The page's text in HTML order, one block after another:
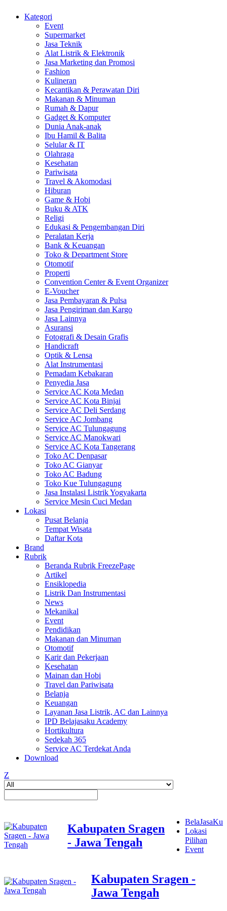
Kategori
Event
Supermarket
Jasa Teknik
Alat Listrik & Elektronik
Jasa Marketing dan Promosi
Fashion
Kulineran
Kecantikan & Perawatan Diri
Makanan & Minuman
Rumah & Dapur
Gadget & Komputer
Dunia Anak-anak
Ibu Hamil & Balita
Selular & IT
Olahraga
Kesehatan
Pariwisata
Travel & Akomodasi
Hiburan
Game & Hobi
Buku & ATK
Religi
Edukasi & Pengembangan Diri
Peralatan Kerja
Bank & Keuangan
Toko & Department Store
Otomotif
Properti
Convention Center & Event Organizer
E-Voucher
Jasa Pembayaran & Pulsa
Jasa Pengiriman dan Kargo
Jasa Lainnya
Asuransi
Fotografi & Desain Grafis
Handicraft
Optik & Lensa
Alat Instrumentasi
Pemadam Kebakaran
Penyedia Jasa
Service AC Kota Medan
Service AC Kota Binjai
Service AC Deli Serdang
Service AC Jombang
Service AC Tulungagung
Service AC Manokwari
Service AC Kota Tangerang
Toko AC Denpasar
Toko AC Gianyar
Toko AC Badung
Toko Kue Tulungagung
Jasa Instalasi Listrik Yogyakarta
Service Mesin Cuci Medan
Lokasi
Pusat Belanja
Tempat Wisata
Daftar Kota
Brand
Rubrik
Beranda Rubrik FreezePage
Artikel
Ensiklopedia
Listrik Dan Instrumentasi
News
Mekanikal
Event
Pendidikan
Makanan dan Minuman
Otomotif
Karir dan Pekerjaan
Kesehatan
Mainan dan Hobi
Travel dan Pariwisata
Belanja
Keuangan
Layanan Jasa Listrik, AC dan Lainnya
IPD Belajasaku Academy
Hortikultura
Sedekah 365
Service AC Terdekat Anda
Download
Z
Kabupaten Sragen
- Jawa Tengah
BelaJasaKu
Lokasi
Pilihan
Event
Kabupaten Sragen -
Jawa Tengah